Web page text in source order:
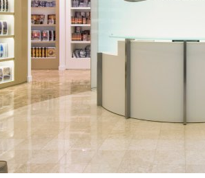
Eljuttatjuk a világnak a Szcientológiát
David Miscavige - A Szcientológia vallás
vezetője